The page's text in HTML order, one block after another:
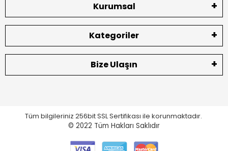
Kurumsal
Kategoriler
Bize Ulaşın
Tüm bilgileriniz 256bit SSL Sertifikası ile korunmaktadır.
© 2022 Tüm Hakları Saklıdır